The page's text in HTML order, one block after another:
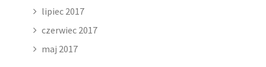
lipiec 2017
czerwiec 2017
maj 2017